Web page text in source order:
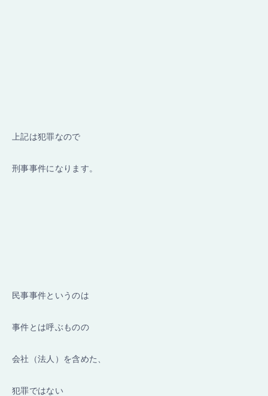
上記は犯罪なので
刑事事件になります。
民事事件というのは
事件とは呼ぶものの
会社（法人）を含めた、
犯罪ではない